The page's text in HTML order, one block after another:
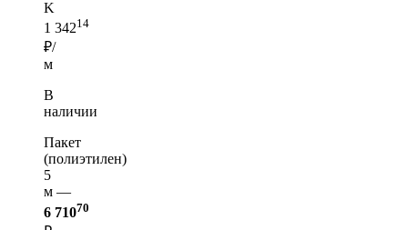
K
1 34214
₽/
м
В
наличии
Пакет
(полиэтилен)
5
м —
6 71070